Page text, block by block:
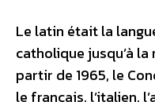
Le latin était la
catholique jusqu’à
partir de 1965, le
le français, l’italien,